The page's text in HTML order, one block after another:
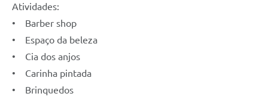
Atividades:
• Barber shop
• Espaço da beleza
• Cia dos anjos
• Carinha pintada
• Brinquedos